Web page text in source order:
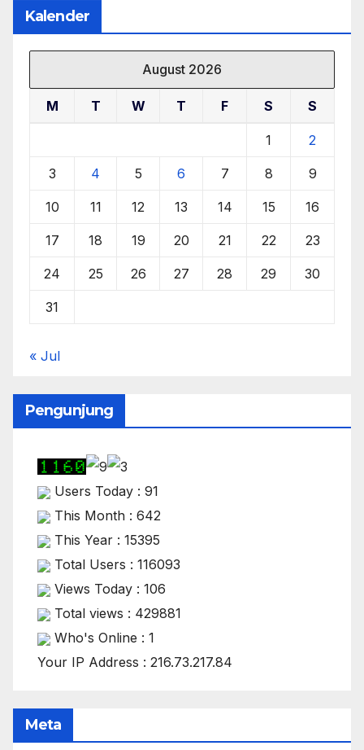
Kalender
August 2026
M T W T F S S
1 2
3 4 5 6 7 8 9
10 11 12 13 14 15 16
17 18 19 20 21 22 23
24 25 26 27 28 29 30
31
« Jul
Pengunjung
Users Today : 91
This Month : 642
This Year : 15395
Total Users : 116093
Views Today : 106
Total views : 429881
Who's Online : 1
Your IP Address : 216.73.217.84
Meta